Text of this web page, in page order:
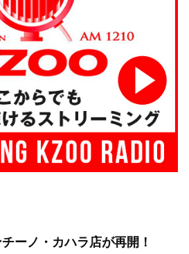
ーノ・カハラ店が再開！